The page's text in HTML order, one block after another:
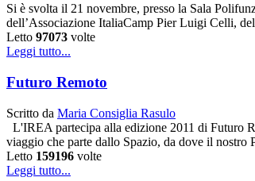
Si è svolta il 21 novembre, presso la Sala
dell’Associazione ItaliaCamp Pier Luigi Celli,
Letto 97073 volte
Leggi tutto...
Futuro Remoto
Scritto da Maria Consiglia Rasulo
L'IREA partecipa alla edizione 2011 di Futuro
viaggio che parte dallo Spazio, da dove il
Letto 159196 volte
Leggi tutto...